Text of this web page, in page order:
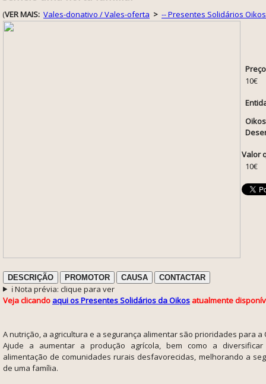
(VER MAIS: Vales-donativo / Vales-oferta > -- Presentes Solidários Oikos
10€
Valor
10€
DESCRIÇÃO PROMOTOR CAUSA CONTACTAR
ℹ️ Nota prévia: clique para ver
Veja clicando aqui os Presentes Solidários da Oikos atualmente
A nutrição, a agricultura e a segurança alimentar são prioridades para a
Ajude a aumentar a produção agrícola, bem como a
alimentação de comunidades rurais desfavorecidas, melhorando a
de uma família.